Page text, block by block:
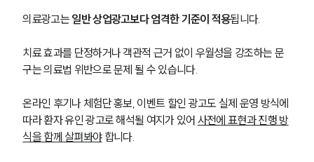
의료광고는 일반 상업광고보다 엄격한 기준이 적용됩니다.
치료 효과를 단정하거나 객관적 근거 없이 우월성을 강조하는 문
구는 의료법 위반으로 문제 될 수 있습니다.
온라인 후기나 체험단 홍보, 이벤트 할인 광고도 실제 운영 방식에
따라 환자 유인 광고로 해석될 여지가 있어 사전에 표현과 진행 방
식을 함께 살펴봐야 합니다.